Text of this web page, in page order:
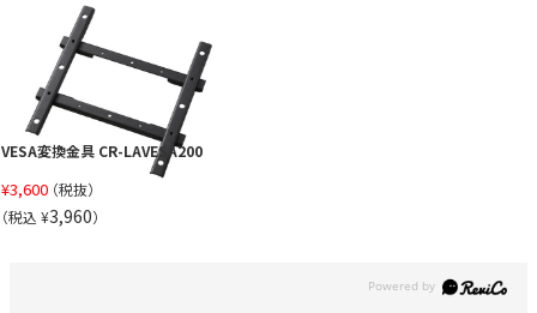
VESA変換金具 CR-LAVESA200
¥3,600 （税抜）
（税込 ¥3,960）